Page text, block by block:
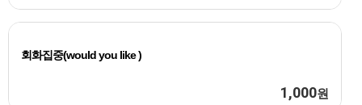
회화집중(would you like )
1,000원